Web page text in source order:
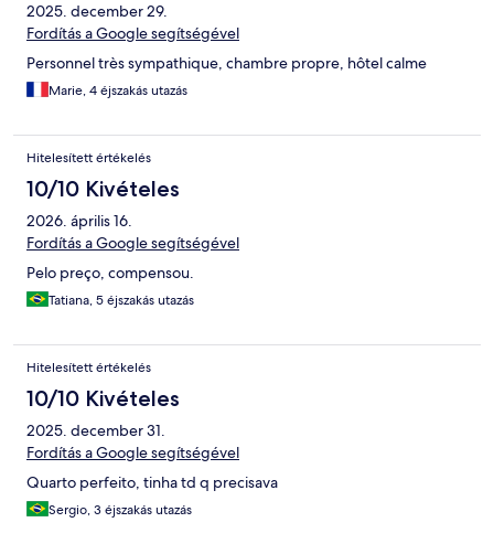
2025. december 29.
Fordítás a Google segítségével
Personnel très sympathique, chambre propre, hôtel calme
Marie, 4 éjszakás utazás
Hitelesített értékelés
10/10 Kivételes
2026. április 16.
Fordítás a Google segítségével
Pelo preço, compensou.
Tatiana, 5 éjszakás utazás
Hitelesített értékelés
10/10 Kivételes
2025. december 31.
Fordítás a Google segítségével
Quarto perfeito, tinha td q precisava
Sergio, 3 éjszakás utazás